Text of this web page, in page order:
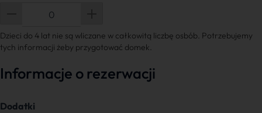
Dzieci do 4 lat nie są wliczane w całkowitą liczbę osbób. Potrzebujemy
tych informacji żeby przygotować domek.
Informacje o rezerwacji
Dodatki